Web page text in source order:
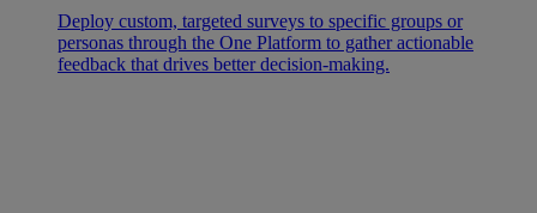
Deploy custom, targeted surveys to specific groups or
personas through the One Platform to gather actionable
feedback that drives better decision-making.